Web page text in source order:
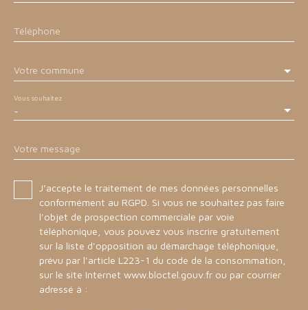
Téléphone
Votre commune
-
Vous souhaitez
Votre message
J'accepte le traitement de mes données personnelles
conformément au RGPD. Si vous ne souhaitez pas faire
l'objet de prospection commerciale par voie
téléphonique, vous pouvez vous inscrire gratuitement
sur la liste d'opposition au démarchage téléphonique,
prévu par l'article L223-1 du code de la consommation,
sur le site Internet www.bloctel.gouv.fr ou par courrier
adressé à :